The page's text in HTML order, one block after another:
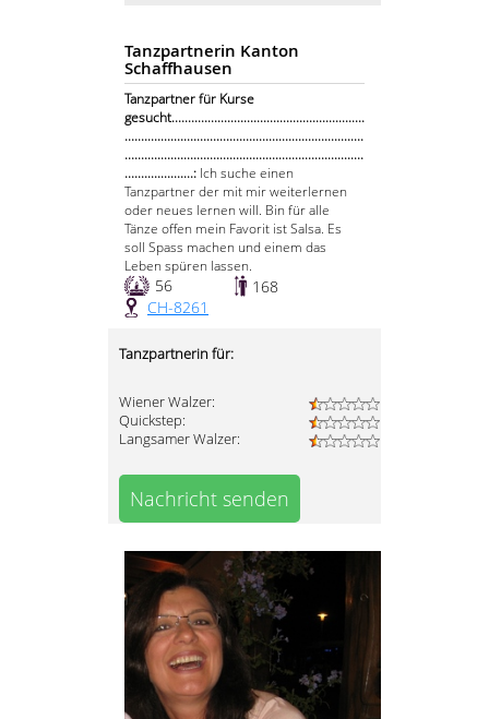
Tanzpartnerin Kanton
Schaffhausen
Tanzpartner für Kurse
gesucht...........................................................
.........................................................................
.........................................................................
.....................: Ich suche einen
Tanzpartner der mit mir weiterlernen
oder neues lernen will. Bin für alle
Tänze offen mein Favorit ist Salsa. Es
soll Spass machen und einem das
Leben spüren lassen.
56
168
CH-8261
Tanzpartnerin für:
Wiener Walzer:
Quickstep:
Langsamer Walzer:
Nachricht senden